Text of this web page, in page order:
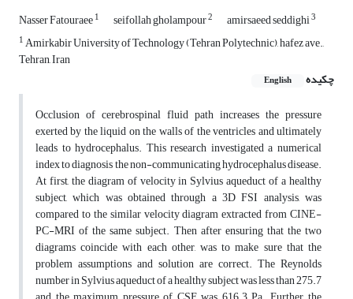
Nasser Fatouraee1 seifollah gholampour2 amirsaeed seddighi3
1Amirkabir University of Technology (Tehran Polytechnic), hafez ave.,
Tehran, Iran
چکیده
English
Occlusion of cerebrospinal fluid path increases the pressure
exerted by the liquid on the walls of the ventricles and ultimately
leads to hydrocephalus. This research investigated a numerical
index to diagnosis the non-communicating hydrocephalus disease.
At first, the diagram of velocity in Sylvius aqueduct of a healthy
subject, which was obtained through a 3D FSI analysis, was
compared to the similar velocity diagram extracted from CINE-
PC-MRI of the same subject. Then after ensuring that the two
diagrams coincide with each other, was to make sure that the
problem assumptions and solution are correct. The Reynolds
number in Sylvius aqueduct of a healthy subject was less than 275.7